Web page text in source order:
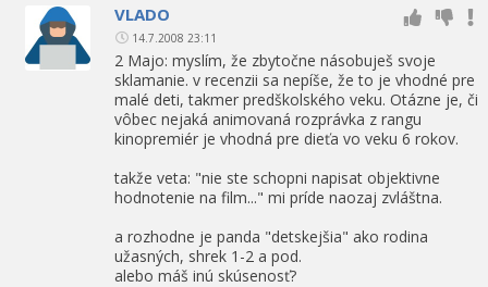
VLADO
14.7.2008 23:11
2 Majo: myslím, že zbytočne násobuješ svoje
sklamanie. v recenzii sa nepíše, že to je vhodné pre
malé deti, takmer predškolského veku. Otázne je, či
vôbec nejaká animovaná rozprávka z rangu
kinopremiér je vhodná pre dieťa vo veku 6 rokov.
takže veta: "nie ste schopni napisat objektivne
hodnotenie na film..." mi príde naozaj zvláštna.
a rozhodne je panda "detskejšia" ako rodina
užasných, shrek 1-2 a pod.
alebo máš inú skúsenosť?